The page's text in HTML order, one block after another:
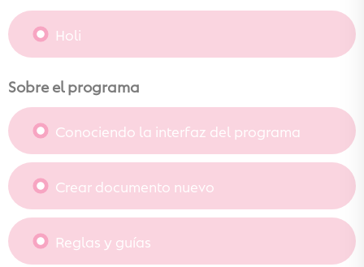
Holi
Sobre el programa
Conociendo la interfaz del programa
Crear documento nuevo
Reglas y guías